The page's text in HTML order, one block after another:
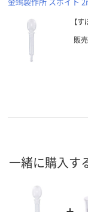
【
販
一緒に購入す